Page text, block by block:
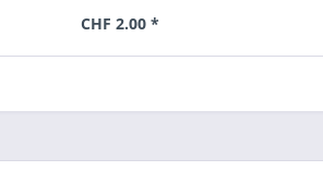
CHF 2.00 *